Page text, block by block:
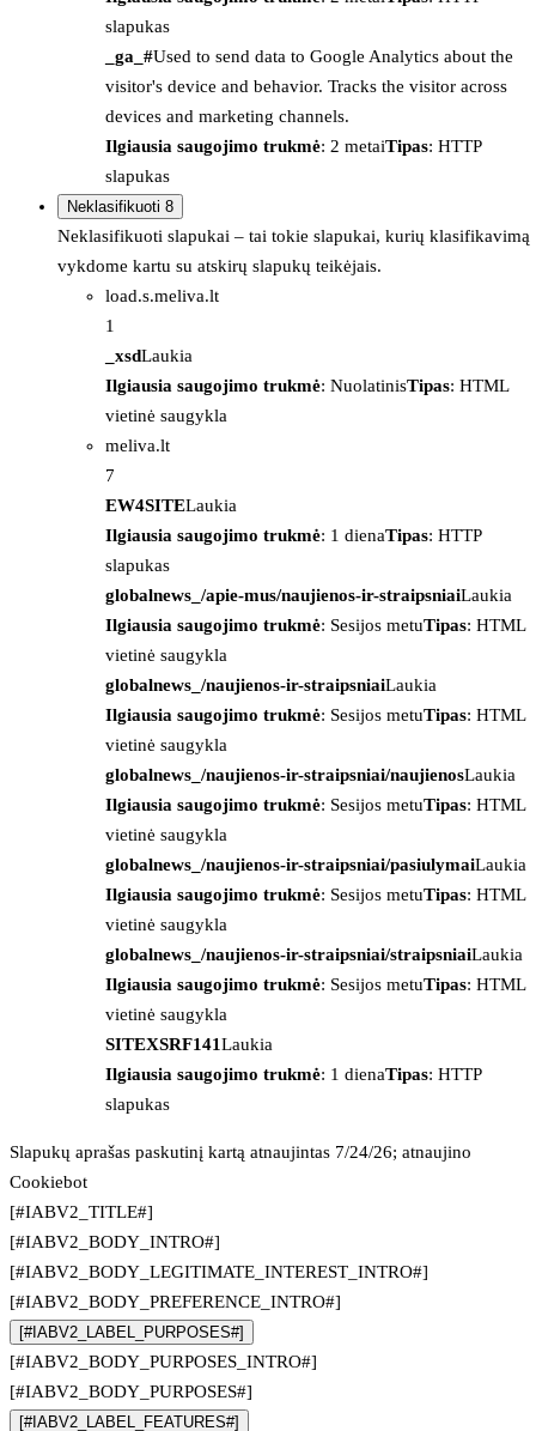
slapukas
_ga_#Used to send data to Google Analytics about the
visitor's device and behavior. Tracks the visitor across
devices and marketing channels.
Ilgiausia saugojimo trukmė: 2 metaiTipas: HTTP
slapukas
Neklasifikuoti 8
Neklasifikuoti slapukai – tai tokie slapukai, kurių klasifikavimą
vykdome kartu su atskirų slapukų teikėjais.
load.s.meliva.lt
1
_xsdLaukia
Ilgiausia saugojimo trukmė: NuolatinisTipas: HTML
vietinė saugykla
meliva.lt
7
EW4SITELaukia
Ilgiausia saugojimo trukmė: 1 dienaTipas: HTTP
slapukas
globalnews_/apie-mus/naujienos-ir-straipsniaiLaukia
Ilgiausia saugojimo trukmė: Sesijos metuTipas: HTML
vietinė saugykla
globalnews_/naujienos-ir-straipsniaiLaukia
Ilgiausia saugojimo trukmė: Sesijos metuTipas: HTML
vietinė saugykla
globalnews_/naujienos-ir-straipsniai/naujienosLaukia
Ilgiausia saugojimo trukmė: Sesijos metuTipas: HTML
vietinė saugykla
globalnews_/naujienos-ir-straipsniai/pasiulymaiLaukia
Ilgiausia saugojimo trukmė: Sesijos metuTipas: HTML
vietinė saugykla
globalnews_/naujienos-ir-straipsniai/straipsniaiLaukia
Ilgiausia saugojimo trukmė: Sesijos metuTipas: HTML
vietinė saugykla
SITEXSRF141Laukia
Ilgiausia saugojimo trukmė: 1 dienaTipas: HTTP
slapukas
Slapukų aprašas paskutinį kartą atnaujintas 7/24/26; atnaujino
Cookiebot
[#IABV2_TITLE#]
[#IABV2_BODY_INTRO#]
[#IABV2_BODY_LEGITIMATE_INTEREST_INTRO#]
[#IABV2_BODY_PREFERENCE_INTRO#]
[#IABV2_LABEL_PURPOSES#]
[#IABV2_BODY_PURPOSES_INTRO#]
[#IABV2_BODY_PURPOSES#]
[#IABV2_LABEL_FEATURES#]